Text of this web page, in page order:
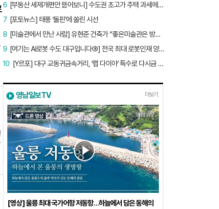
[부동산 세제개편안 뜯어보니] 수도권 초고가 주택 과세에만 초점…침체된 지방 부동산 대책은 없다
6
[포토뉴스] 태풍 ‘돌핀’에 쏠린 시선
7
[미술관에서 만난 사람] 유현준 건축가 “좋은미술관은 방문객이 많은 미술관”
8
[여기는 AI로봇 수도 대구입니다⑤] 전국 최대 로봇인재 양성소…“대구산업 맞춤형 교육과정 만들자”
9
[Y르포] 대구 교동귀금속거리, ‘랩 다이아’ 특수로 다시금 활기…“반짝 인기 의존 않는 지속 가능 성장 동력 마련해야”
10
영남일보TV 더보기
[영상] 울릉 최대 국가어항 저동항…하늘에서 담은 동해의